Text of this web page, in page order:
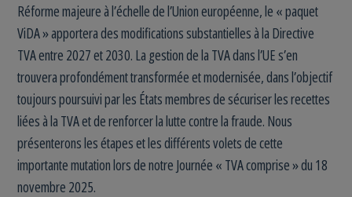
Réforme majeure à l’échelle de l’Union européenne, le « paquet
ViDA » apportera des modifications substantielles à la Directive
TVA entre 2027 et 2030. La gestion de la TVA dans l’UE s’en
trouvera profondément transformée et modernisée, dans l’objectif
toujours poursuivi par les États membres de sécuriser les recettes
liées à la TVA et de renforcer la lutte contre la fraude. Nous
présenterons les étapes et les différents volets de cette
importante mutation lors de notre Journée « TVA comprise » du 18
novembre 2025.